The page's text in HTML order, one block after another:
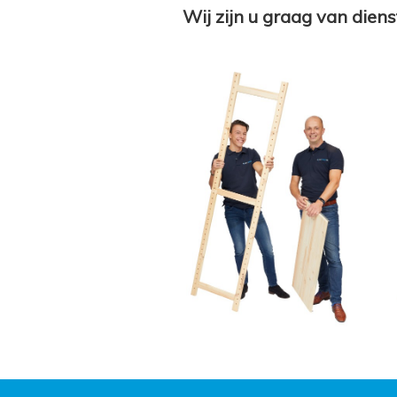
Wij zijn u graag van